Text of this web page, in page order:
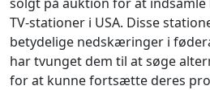
TV-stationer i USA. Disse
betydelige nedskæringer i
har tvunget dem til at søge
for at kunne fortsætte deres